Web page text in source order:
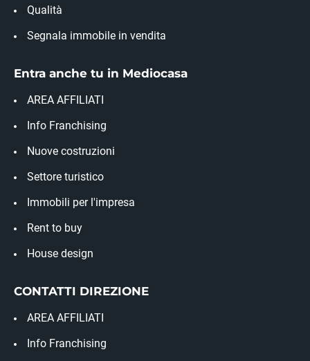
Qualità
Segnala immobile in vendita
Entra anche tu in Mediocasa
AREA AFFILIATI
Info Franchising
Nuove costruzioni
Settore turistico
Immobili per l'impresa
Rent to buy
House design
CONTATTI DIREZIONE
AREA AFFILIATI
Info Franchising